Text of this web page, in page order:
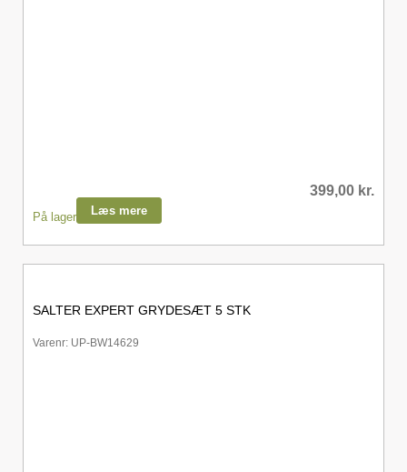
399,00 kr.
På lager Læs mere
SALTER EXPERT GRYDESÆT 5 STK
Varenr: UP-BW14629